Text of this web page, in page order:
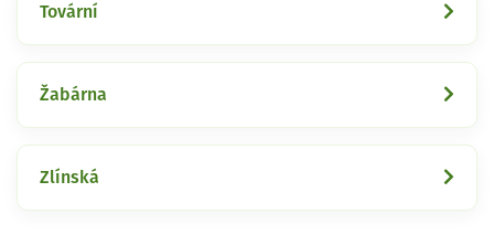
Tovární
Žabárna
Zlínská